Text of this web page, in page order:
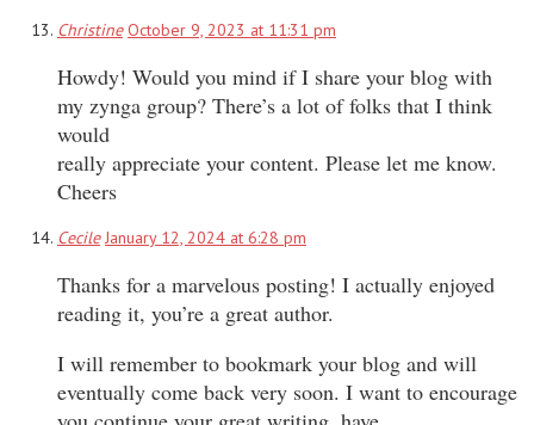
Christine October 9, 2023 at 11:31 pm
Howdy! Would you mind if I share your blog with
my zynga group? There’s a lot of folks that I think
would
really appreciate your content. Please let me know.
Cheers
Cecile January 12, 2024 at 6:28 pm
Thanks for a marvelous posting! I actually enjoyed
reading it, you’re a great author.
I will remember to bookmark your blog and will
eventually come back very soon. I want to encourage